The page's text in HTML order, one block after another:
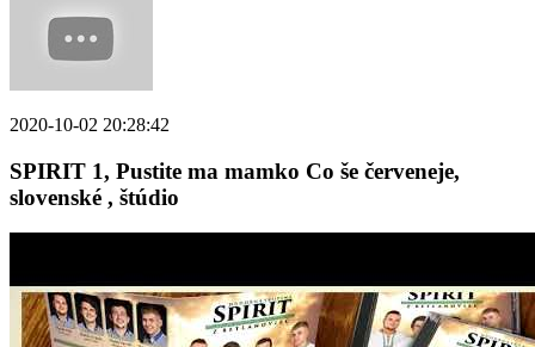
2020-10-02 20:28:42
SPIRIT 1, Pustite ma mamko Co še červeneje,
slovenské , štúdio